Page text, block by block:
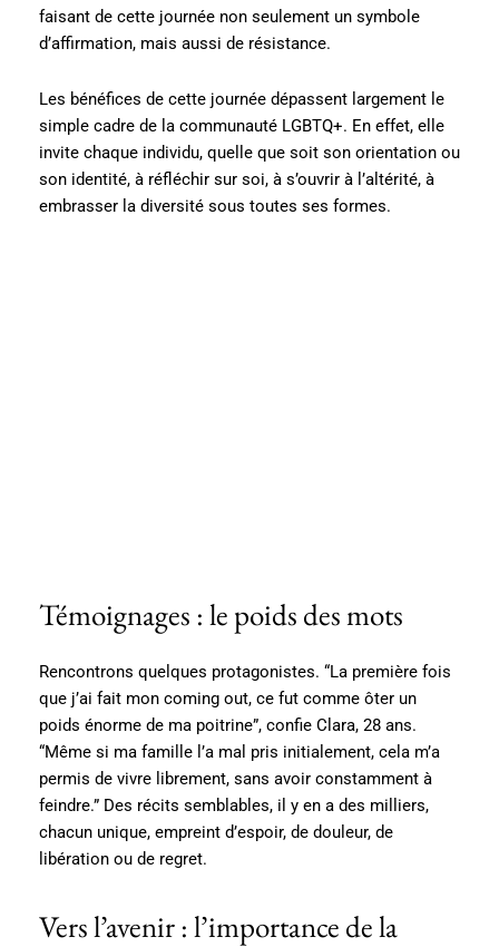
faisant de cette journée non seulement un symbole
d’affirmation, mais aussi de résistance.
Les bénéfices de cette journée dépassent largement le
simple cadre de la communauté LGBTQ+. En effet, elle
invite chaque individu, quelle que soit son orientation ou
son identité, à réfléchir sur soi, à s’ouvrir à l’altérité, à
embrasser la diversité sous toutes ses formes.
Témoignages : le poids des mots
Rencontrons quelques protagonistes. “La première fois
que j’ai fait mon coming out, ce fut comme ôter un
poids énorme de ma poitrine”, confie Clara, 28 ans.
“Même si ma famille l’a mal pris initialement, cela m’a
permis de vivre librement, sans avoir constamment à
feindre.” Des récits semblables, il y en a des milliers,
chacun unique, empreint d’espoir, de douleur, de
libération ou de regret.
Vers l’avenir : l’importance de la